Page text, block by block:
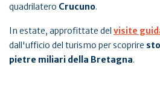
quadrilatero Crucuno.
In estate, approfittate del visite
dall'ufficio del turismo per scoprire
pietre miliari della Bretagna.